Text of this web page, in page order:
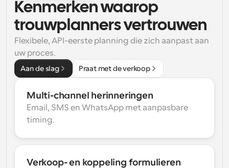
Kenmerken waarop
trouwplanners vertrouwen
Flexibele, API-eerste planning die zich aanpast aan
uw proces.
Aan de slag Praat met de verkoop
Multi-channel herinneringen
Email, SMS en WhatsApp met aanpasbare
timing.
Verkoop- en koppeling formulieren